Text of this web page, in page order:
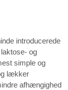
introducerede
og
simple og
lækker
afhængighed